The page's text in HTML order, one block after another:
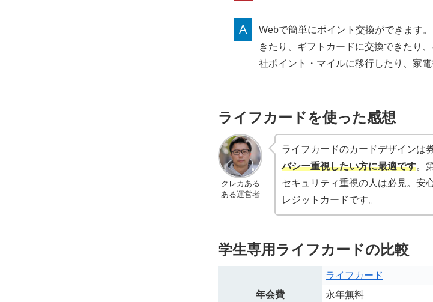
A
Webで簡単にポイント交換ができます
きたり、ギフトカードに交換できたり
社ポイント・マイルに移行したり、家
ライフカードを使った感想
クレカある
ある運営者
ライフカードのカードデザインは
バシー重視したい方に最適です。
セキュリティ重視の人は必見。安
レジットカードです。
学生専用ライフカードの比較
ライフカード
年会費
永年無料